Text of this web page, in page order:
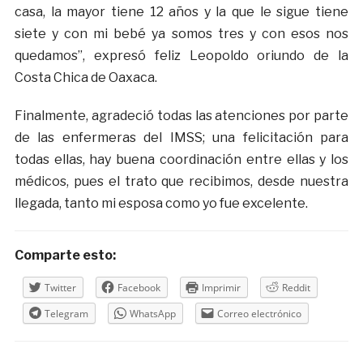
casa, la mayor tiene 12 años y la que le sigue tiene
siete y con mi bebé ya somos tres y con esos nos
quedamos”, expresó feliz Leopoldo oriundo de la
Costa Chica de Oaxaca.
Finalmente, agradeció todas las atenciones por parte
de las enfermeras del IMSS; una felicitación para
todas ellas, hay buena coordinación entre ellas y los
médicos, pues el trato que recibimos, desde nuestra
llegada, tanto mi esposa como yo fue excelente.
Comparte esto:
Twitter Facebook Imprimir
Reddit
Telegram
WhatsApp Correo electrónico